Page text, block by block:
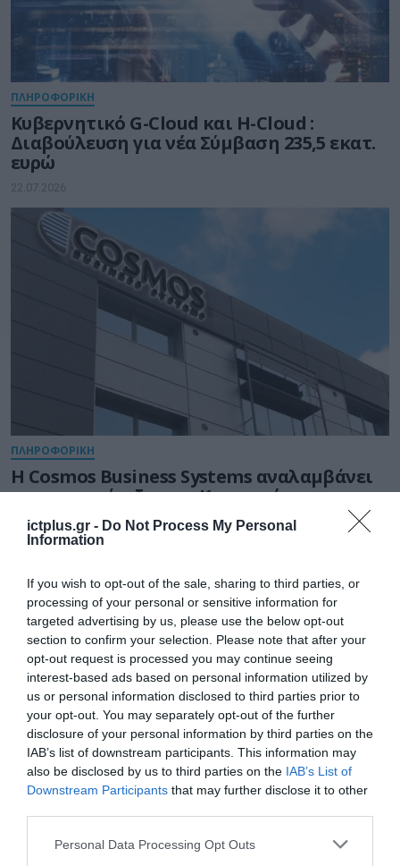
ictplus.gr - Do Not Process My Personal
Information
If you wish to opt-out of the sale, sharing to third parties, or
processing of your personal or sensitive information for
targeted advertising by us, please use the below opt-out
section to confirm your selection. Please note that after your
opt-out request is processed you may continue seeing
interest-based ads based on personal information utilized by
us or personal information disclosed to third parties prior to
your opt-out. You may separately opt-out of the further
disclosure of your personal information by third parties on the
IAB’s list of downstream participants. This information may
also be disclosed by us to third parties on the IAB’s List of
Downstream Participants that may further disclose it to other
Please note that this website/app uses one or more Google
Personal Data Processing Opt Outs
ΠΛΗΡΟΦΟΡΙΚΗ
Kυβερνητικό G-Cloud και H-Cloud :
Διαβούλευση για νέα Σύμβαση 235,5 εκατ.
ευρώ
22.07.2026
ΠΛΗΡΟΦΟΡΙΚΗ
Η Cosmos Business Systems αναλαμβάνει
την υποστήριξη των Κεντρικών
Υποδομών Πληροφορικής του Δήμου
Θεσσαλονίκης
20.07.2026
65 εκατ. ευρώ